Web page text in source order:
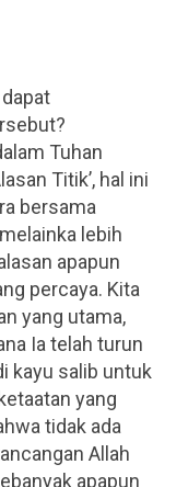
Tuhan
Titik’, hal ini
bersama
lebih
apapun
percaya. Kita
yang utama,
Ia telah turun
kayu salib untuk
yang
tidak ada
Allah
apapun